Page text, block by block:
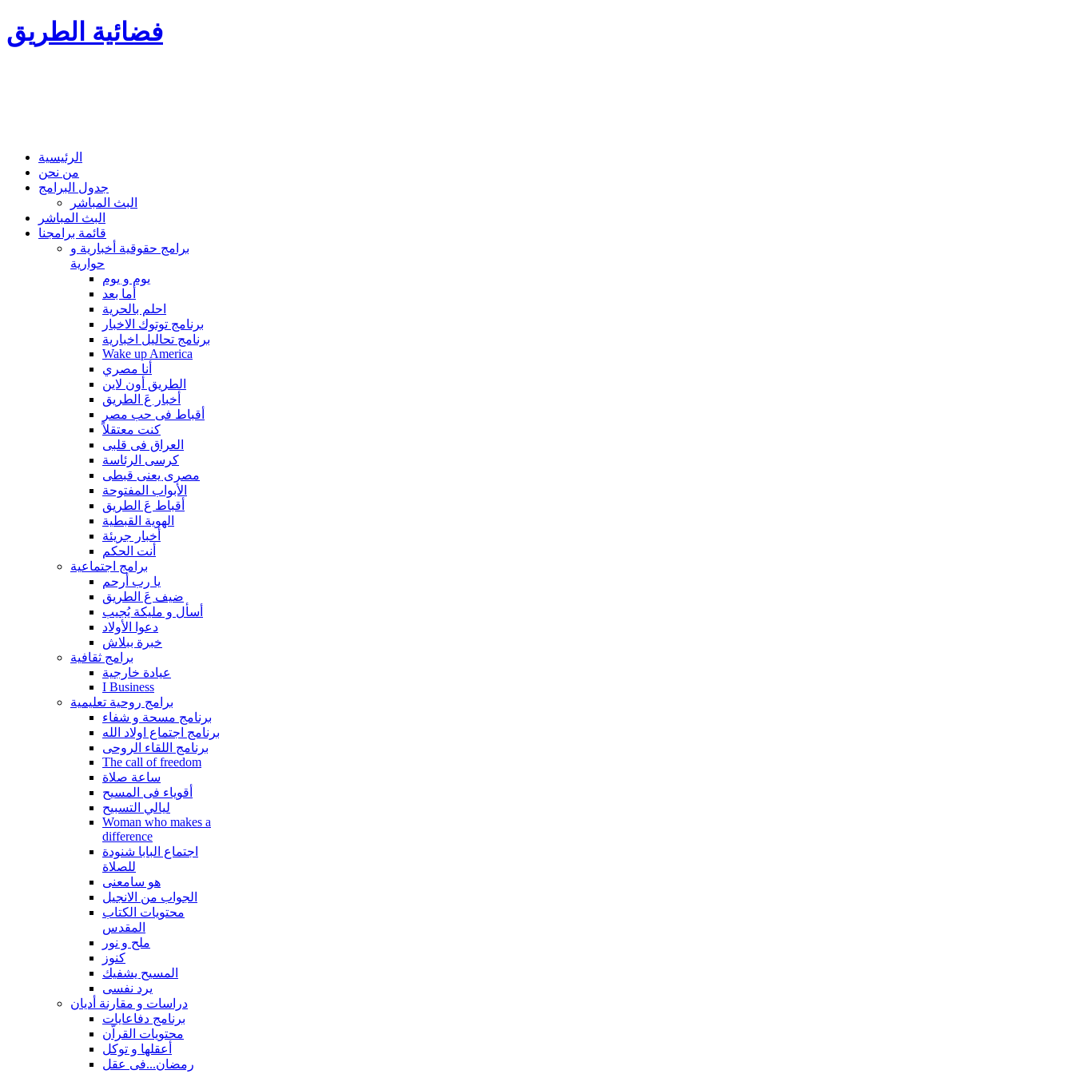
فضائية الطريق
الرئيسية
من نحن
جدول البرامج
البث المباشر
البث المباشر
قائمة برامجنا
برامج حقوقية أخبارية و
حوارية
يوم و يوم
أما بعد
احلم بالحرية
برنامج توتوك الاخبار
برنامج تحاليل اخبارية
Wake up America
أنا مصري
الطريق أون لاين
أخبار عَ الطريق
أقباط فى حب مصر
كنت معتقلاً
العراق فى قلبى
كرسى الرئاسة
مصرى يعنى قبطى
الأبواب المفتوحة
أقباط عَ الطريق
الهوية القبطية
أخبار جريئة
أنت الحكم
برامج اجتماعية
يا رب أرحم
ضيف عَ الطريق
أسأل و مليكة يُجيب
دعوا الأولاد
خبرة ببلاش
برامج ثقافية
عيادة خارجية
I Business
برامج روحية تعليمية
برنامج مسحة و شفاء
برنامج اجتماع اولاد الله
برنامج اللقاء الروحى
The call of freedom
ساعة صلاة
أقوياء فى المسيح
ليالي التسبيح
Woman who makes a
difference
اجتماع البابا شنودة
للصلاة
هو سامعنى
الجواب من الانجيل
محتويات الكتاب
المقدس
ملح و نور
كنوز
المسيح يشفيك
يرد نفسى
دراسات و مقارنة أديان
برنامج دفاعايات
محتويات القراّن
أعقلها و توكل
رمضان...فى عقل